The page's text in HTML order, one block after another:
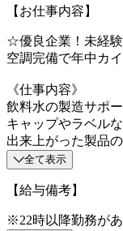
【お仕事内容】
☆優良企業！未経験
空調完備で年中カイ
《仕事内容》
飲料水の製造サポー
キャップやラベル
出来上がった製品
全て表示
【給与備考】
※22時以降勤務が